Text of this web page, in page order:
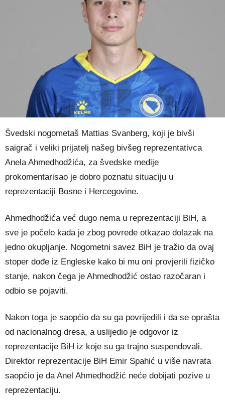
Švedski nogometaš Mattias Svanberg, koji je bivši
saigrač i veliki prijatelj našeg bivšeg reprezentativca
Anela Ahmedhodžića, za švedske medije
prokomentarisao je dobro poznatu situaciju u
reprezentaciji Bosne i Hercegovine.
Ahmedhodžića već dugo nema u reprezentaciji BiH, a
sve je počelo kada je zbog povrede otkazao dolazak na
jedno okupljanje. Nogometni savez BiH je tražio da ovaj
stoper dođe iz Engleske kako bi mu oni provjerili fizičko
stanje, nakon čega je Ahmedhodžić ostao razočaran i
odbio se pojaviti.
Nakon toga je saopćio da su ga povrijedili i da se oprašta
od nacionalnog dresa, a uslijedio je odgovor iz
reprezentacije BiH iz koje su ga trajno suspendovali.
Direktor reprezentacije BiH Emir Spahić u više navrata
saopćio je da Anel Ahmedhodžić neće dobijati pozive u
reprezentaciju.